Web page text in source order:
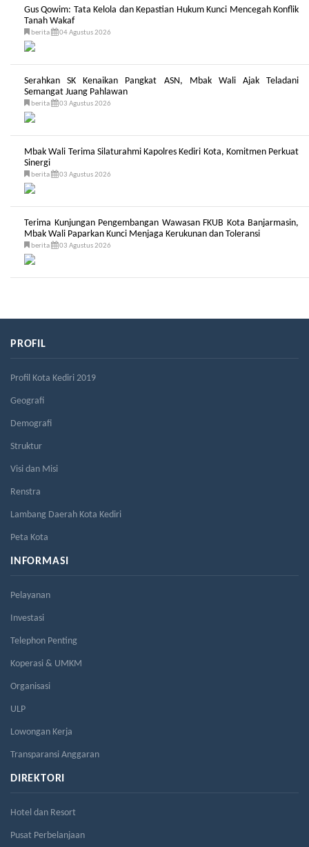
Gus Qowim: Tata Kelola dan Kepastian Hukum Kunci Mencegah Konflik
Tanah Wakaf
berita 04 Agustus 2026
Serahkan SK Kenaikan Pangkat ASN, Mbak Wali Ajak Teladani
Semangat Juang Pahlawan
berita 03 Agustus 2026
Mbak Wali Terima Silaturahmi Kapolres Kediri Kota, Komitmen Perkuat
Sinergi
berita 03 Agustus 2026
Terima Kunjungan Pengembangan Wawasan FKUB Kota Banjarmasin,
Mbak Wali Paparkan Kunci Menjaga Kerukunan dan Toleransi
berita 03 Agustus 2026
PROFIL
Profil Kota Kediri 2019
Geografi
Demografi
Struktur
Visi dan Misi
Renstra
Lambang Daerah Kota Kediri
Peta Kota
INFORMASI
Pelayanan
Investasi
Telephon Penting
Koperasi & UMKM
Organisasi
ULP
Lowongan Kerja
Transparansi Anggaran
DIREKTORI
Hotel dan Resort
Pusat Perbelanjaan